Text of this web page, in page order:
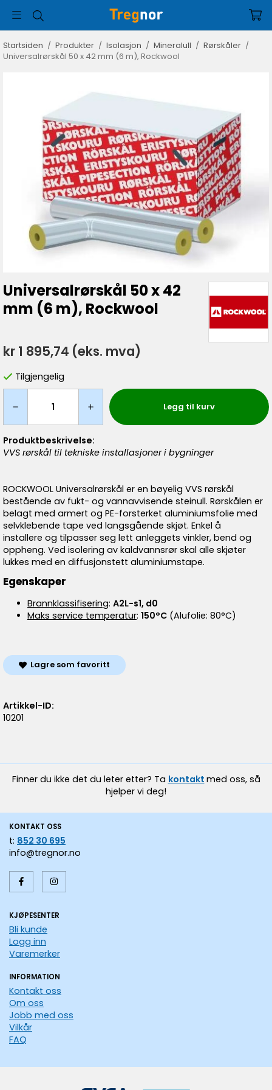
Startsiden / Produkter / Isolasjon / Mineralull / Rørskåler /
Universalrørskål 50 x 42 mm (6 m), Rockwool
Universalrørskål 50 x 42
mm (6 m), Rockwool
kr 1 895,74 (eks. mva)
Tilgjengelig
Legg til kurv
Produktbeskrivelse:
VVS rørskål til tekniske installasjoner i bygninger
ROCKWOOL Universalrørskål er en bøyelig VVS rørskål
bestående av fukt- og vannavvisende steinull. Rørskålen er
belagt med armert og PE-forsterket aluminiumsfolie med
selvklebende tape ved langsgående skjøt. Enkel å
installere og tilpasser seg lett anleggets vinkler, bend og
oppheng. Ved isolering av kaldvannsrør skal alle skjøter
lukkes med en diffusjonstett aluminiumstape.
Egenskaper
Brannklassifisering: A2L-s1, d0
Maks service temperatur: 150°C (Alufolie: 80°C)
Lagre som favoritt
Artikkel-ID:
10201
Finner du ikke det du leter etter? Ta kontakt med oss, så
hjelper vi deg!
KONTAKT OSS
t: 852 30 695
info@tregnor.no
KJØPESENTER
Bli kunde
Logg inn
Varemerker
INFORMATION
Kontakt oss
Om oss
Jobb med oss
Vilkår
FAQ